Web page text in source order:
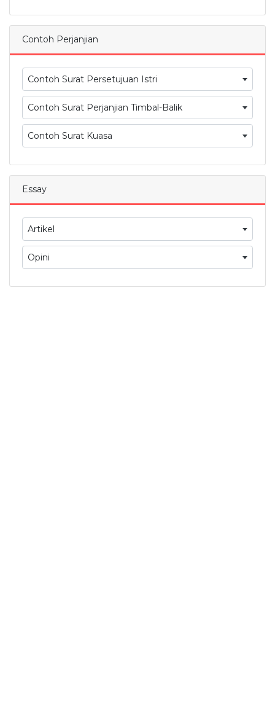
Contoh Perjanjian
Contoh Surat Persetujuan Istri
Contoh Surat Perjanjian Timbal-Balik
Contoh Surat Kuasa
Essay
Artikel
Opini